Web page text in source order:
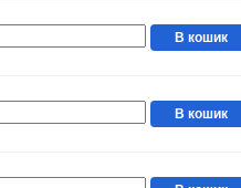
В кошик
В кошик